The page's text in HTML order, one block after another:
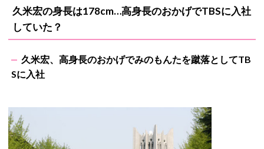
久米宏の身長は178cm…高身長のおかげでTBSに入社
していた？
久米宏、高身長のおかげでみのもんたを蹴落としてTB
Sに入社